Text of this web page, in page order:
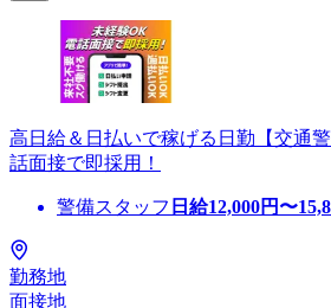
高日給＆日払いで稼げる日勤【交通
話面接で即採用！
警備スタッフ 日給12,000円〜
勤務地
面接地